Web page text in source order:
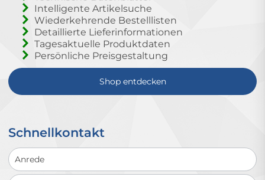
Intelligente Artikelsuche
Wiederkehrende Bestelllisten
Detaillierte Lieferinformationen
Tagesaktuelle Produktdaten
Persönliche Preisgestaltung
Shop entdecken
Schnellkontakt
Schnellkontakt